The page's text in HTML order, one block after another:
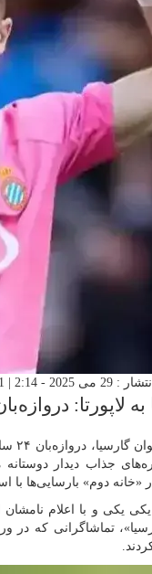
به لاپورتا:
به
جذاب دیدار دوستانه
«خانه دوم» بارسایی‌ها با
یکی‌ یکی و با اعلام
گارسیا»، تماشاگرانی که